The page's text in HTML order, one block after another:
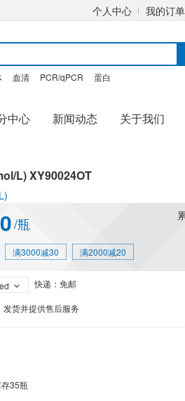
个人中心 我的订单
血清 PCR/qPCR 蛋白
中心 新闻动态 关于我们
L) XY90024OT
/瓶
满3000减30 满2000减20
快递：免邮
发货并提供售后服务
35瓶